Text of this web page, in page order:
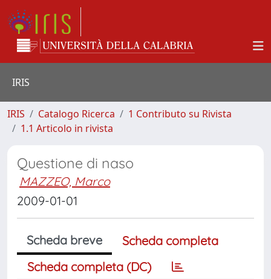
IRIS
IRIS Catalogo Ricerca
1 Contributo su Rivista
1.1 Articolo in rivista
Questione di naso
MAZZEO, Marco
2009-01-01
Scheda breve
Scheda completa
Scheda completa (DC)